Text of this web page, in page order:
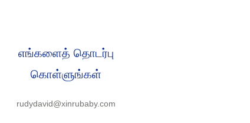
எங்களைத் தொடர்பு
கொள்ளுங்கள்
rudydavid@xinrubaby.com